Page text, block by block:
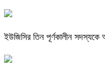
ইউজিসির তিন পূর্ণকালীন সদস্যকে